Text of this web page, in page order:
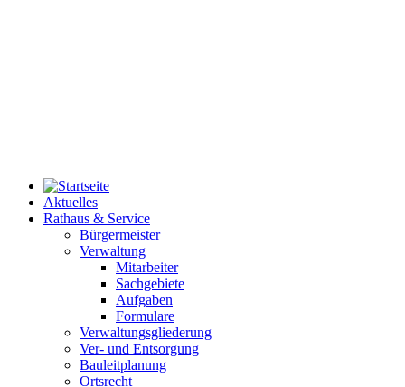
Aktuelles
Rathaus & Service
Bürgermeister
Verwaltung
Mitarbeiter
Sachgebiete
Aufgaben
Formulare
Verwaltungsgliederung
Ver- und Entsorgung
Bauleitplanung
Ortsrecht